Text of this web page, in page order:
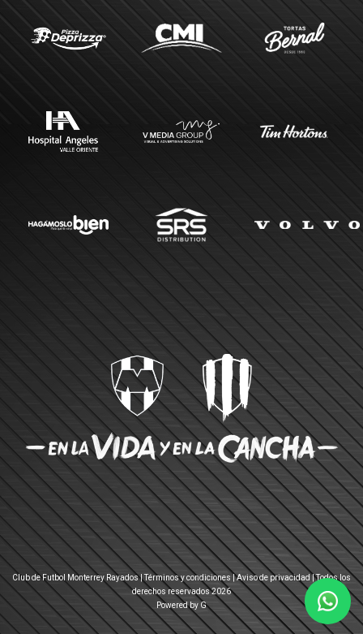
Club de Futbol Monterrey Rayados |Términos y condiciones |Aviso de privacidad | Todos los
derechos reservados 2026
Powered by G